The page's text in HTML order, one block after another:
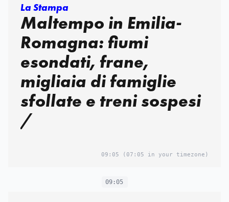
La Stampa
Maltempo in Emilia-
Romagna: fiumi
esondati, frane,
migliaia di famiglie
sfollate e treni sospesi
/
09:05 (07:05 in your timezone)
09:05